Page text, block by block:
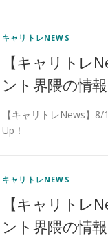
キャリトレNEWS
【キャリトレ
ント界隈の情
【キャリトレNews】
Up！
キャリトレNEWS
【キャリトレ
ント界隈の情